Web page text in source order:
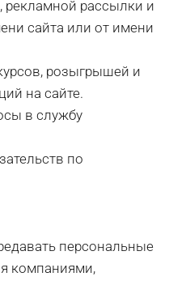
рекламной рассылки и
сайта или от имени
розыгрышей и
на сайте.
в службу
по
персональные
компаниями,